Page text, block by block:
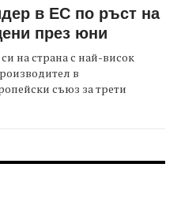
в ЕС по ръст на
през юни
на страна с най-висок
в
съюз за трети